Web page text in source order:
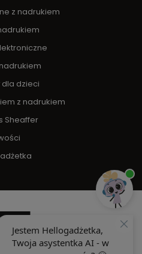
z nadrukiem
dla dzieci
z nadrukiem
Sheaffer